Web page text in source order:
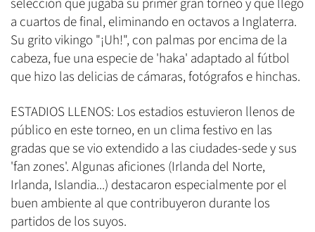
a cuartos de final, eliminando en octavos a Inglaterra.
Su grito vikingo "¡Uh!", con palmas por encima de la
cabeza, fue una especie de 'haka' adaptado al fútbol
que hizo las delicias de cámaras, fotógrafos e hinchas.
ESTADIOS LLENOS: Los estadios estuvieron llenos de
público en este torneo, en un clima festivo en las
gradas que se vio extendido a las ciudades-sede y sus
'fan zones'. Algunas aficiones (Irlanda del Norte,
Irlanda, Islandia...) destacaron especialmente por el
buen ambiente al que contribuyeron durante los
partidos de los suyos.